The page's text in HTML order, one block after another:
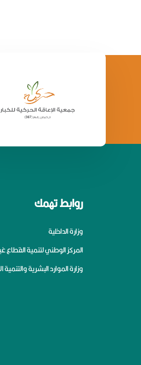
روابط تهمك
وزارة الداخلية
المركز الوطني لتنمية القطاع
وزارة الموارد البشرية والتنمية